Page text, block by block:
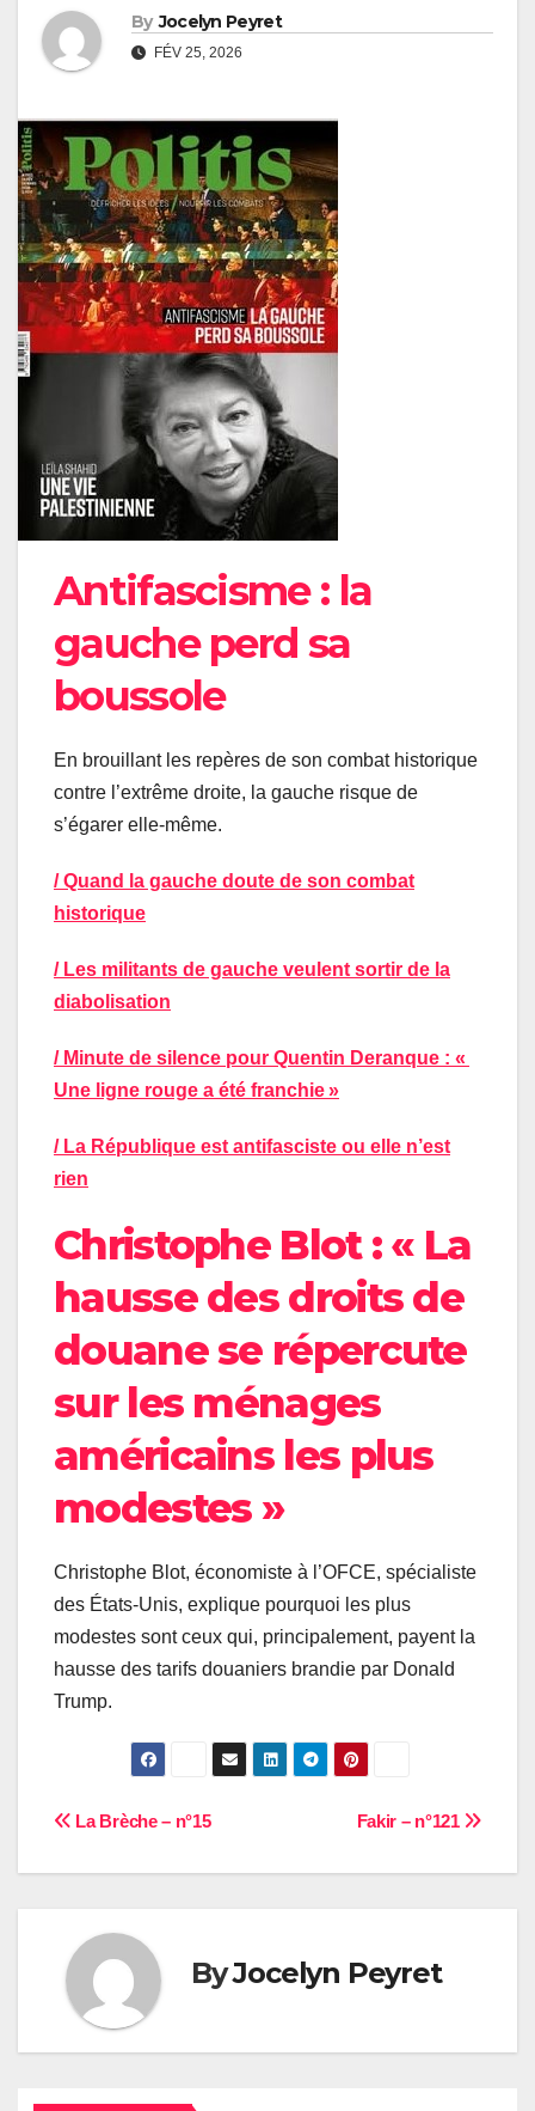
By Jocelyn Peyret
FÉV 25, 2026
Antifascisme : la
gauche perd sa
boussole
En brouillant les repères de son combat historique
contre l’extrême droite, la gauche risque de
s’égarer elle-même.
/ Quand la gauche doute de son combat
historique
/ Les militants de gauche veulent sortir de la
diabolisation
/ Minute de silence pour Quentin Deranque : «
Une ligne rouge a été franchie »
/ La République est antifasciste ou elle n’est
rien
Christophe Blot : « La
hausse des droits de
douane se répercute
sur les ménages
américains les plus
modestes »
Christophe Blot, économiste à l’OFCE, spécialiste
des États-Unis, explique pourquoi les plus
modestes sont ceux qui, principalement, payent la
hausse des tarifs douaniers brandie par Donald
Trump.
Navigation
de
l’article
Fakir – n°121
La Brèche – n°15
ByJocelyn Peyret